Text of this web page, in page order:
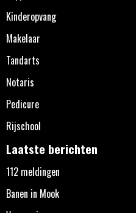
Kinderopvang
Makelaar
Tandarts
Notaris
Pedicure
Rijschool
Laatste berichten
112 meldingen
Banen in Mook